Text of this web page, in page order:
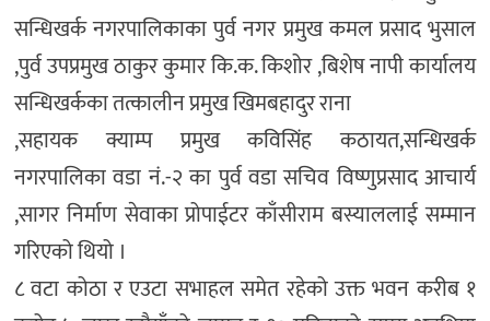
सन्धिखर्क नगरपालिकाका पुर्व नगर प्रमुख कमल प्रसाद भुसाल
,पुर्व उपप्रमुख ठाकुर कुमार कि.क. किशोर ,बिशेष नापी कार्यालय
सन्धिखर्कका तत्कालीन प्रमुख खिमबहादुर राना
,सहायक क्याम्प प्रमुख कविसिंह कठायत,सन्धिखर्क
नगरपालिका वडा नं.-२ का पुर्व वडा सचिव विष्णुप्रसाद आचार्य
,सागर निर्माण सेवाका प्रोपाईटर काँसीराम बस्याललाई सम्मान
गरिएको थियो ।
८ वटा कोठा र एउटा सभाहल समेत रहेको उक्त भवन करीब १